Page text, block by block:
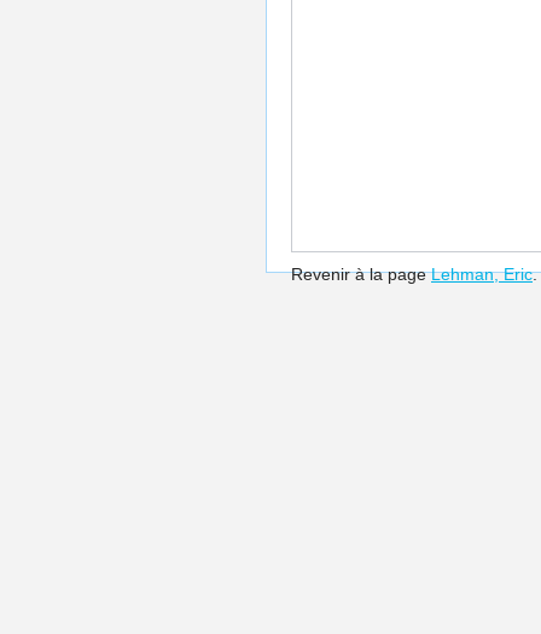
Revenir à la pageLehman, Eric.